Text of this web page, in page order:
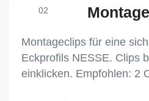
02
Montageclips für eine
Eckprofils NESSE. Clips
einklicken. Empfohlen: 2